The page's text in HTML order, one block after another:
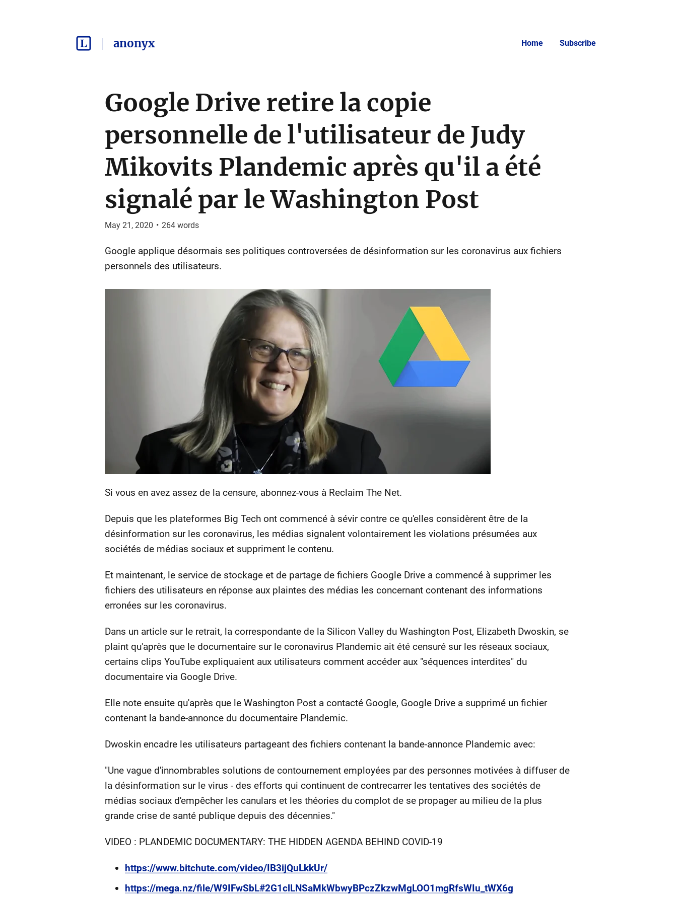
anonyx Home Subscribe
Google Drive retire la copie
personnelle de l'utilisateur de Judy
Mikovits Plandemic après qu'il a été
signalé par le Washington Post
May 21, 2020 • 264words
Google applique désormais ses politiques controversées de désinformation sur les coronavirus aux fichiers
personnels des utilisateurs.
Si vous en avez assez de la censure, abonnez-vous à Reclaim The Net.
Depuis que les plateformes Big Tech ont commencé à sévir contre ce qu'elles considèrent être de la
désinformation sur les coronavirus, les médias signalent volontairement les violations présumées aux
sociétés de médias sociaux et suppriment le contenu.
Et maintenant, le service de stockage et de partage de fichiers Google Drive a commencé à supprimer les
fichiers des utilisateurs en réponse aux plaintes des médias les concernant contenant des informations
erronées sur les coronavirus.
Dans un article sur le retrait, la correspondante de la Silicon Valley du Washington Post, Elizabeth Dwoskin, se
plaint qu'après que le documentaire sur le coronavirus Plandemic ait été censuré sur les réseaux sociaux,
certains clips YouTube expliquaient aux utilisateurs comment accéder aux "séquences interdites" du
documentaire via Google Drive.
Elle note ensuite qu'après que le Washington Post a contacté Google, Google Drive a supprimé un fichier
contenant la bande-annonce du documentaire Plandemic.
Dwoskin encadre les utilisateurs partageant des fichiers contenant la bande-annonce Plandemic avec:
"Une vague d'innombrables solutions de contournement employées par des personnes motivées à diffuser de
la désinformation sur le virus - des efforts qui continuent de contrecarrer les tentatives des sociétés de
médias sociaux d'empêcher les canulars et les théories du complot de se propager au milieu de la plus
grande crise de santé publique depuis des décennies."
VIDEO : PLANDEMIC DOCUMENTARY: THE HIDDEN AGENDA BEHIND COVID-19
https://www.bitchute.com/video/IB3ijQuLkkUr/
https://mega.nz/file/W9IFwSbL#2G1clLNSaMkWbwyBPczZkzwMgLOO1mgRfsWIu_tWX6g